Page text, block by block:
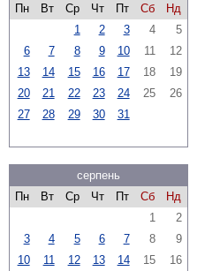
Пн
Вт Ср Чт Пт Сб
Нд
1
2 3 4
5
6
7 8 9 10 11
12
13
14 15 16 17 18
19
20
21 22 23 24 25
26
27
28 29 30 31
серпень
Пн
Вт Ср Чт Пт Сб
Нд
1
2
3
4 5 6 7 8
9
10
11 12 13 14 15
16